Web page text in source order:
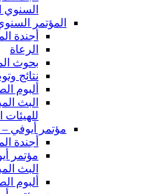
السنوي
المؤتمر
أجندة
الرعاة
بحوث
نتائج
ألبوم
البث
مؤتمر أيوفي –
أجندة
مؤتمر
البث
ألبوم